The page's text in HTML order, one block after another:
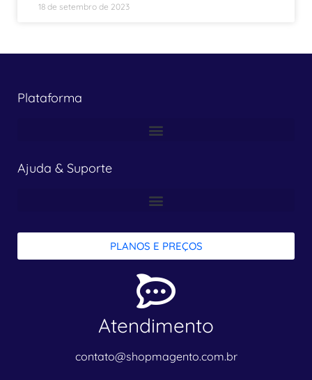
18 de setembro de 2023
Plataforma
Ajuda & Suporte
PLANOS E PREÇOS
Atendimento
contato@shopmagento.com.br